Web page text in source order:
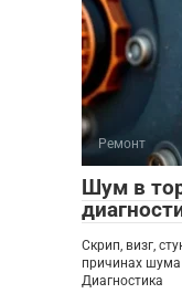
Ремонт
Шум в
Скрип, визг,
причинах
Диагностика